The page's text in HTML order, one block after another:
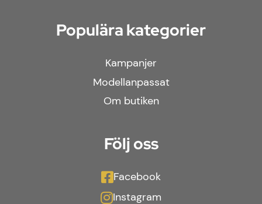
Populära kategorier
Kampanjer
Modellanpassat
Om butiken
Följ oss
Facebook
Instagram